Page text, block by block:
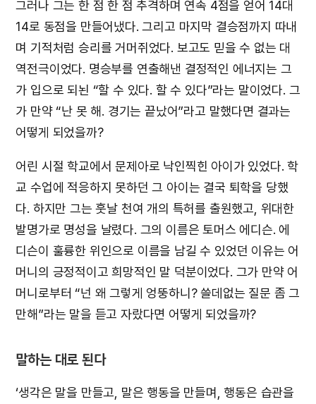
그러나 그는 한 점 한 점 추격하며 연속 4점을 얻어 14대
14로 동점을 만들어냈다. 그리고 마지막 결승점까지 따내
며 기적처럼 승리를 거머쥐었다. 보고도 믿을 수 없는 대
역전극이었다. 명승부를 연출해낸 결정적인 에너지는 그
가 입으로 되뇐 “할 수 있다. 할 수 있다”라는 말이었다. 그
가 만약 “난 못 해. 경기는 끝났어”라고 말했다면 결과는
어떻게 되었을까?
어린 시절 학교에서 문제아로 낙인찍힌 아이가 있었다. 학
교 수업에 적응하지 못하던 그 아이는 결국 퇴학을 당했
다. 하지만 그는 훗날 천여 개의 특허를 출원했고, 위대한
발명가로 명성을 날렸다. 그의 이름은 토머스 에디슨. 에
디슨이 훌륭한 위인으로 이름을 남길 수 있었던 이유는 어
머니의 긍정적이고 희망적인 말 덕분이었다. 그가 만약 어
머니로부터 “넌 왜 그렇게 엉뚱하니? 쓸데없는 질문 좀 그
만해”라는 말을 듣고 자랐다면 어떻게 되었을까?
말하는 대로 된다
‘생각은 말을 만들고, 말은 행동을 만들며, 행동은 습관을